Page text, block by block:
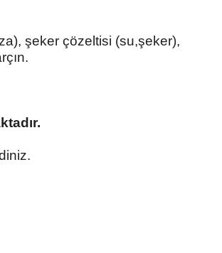
şeker çözeltisi (su,şeker),